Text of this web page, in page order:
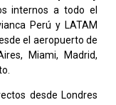
internos a todo el
Perú y LATAM
el aeropuerto de
Miami, Madrid,
desde Londres